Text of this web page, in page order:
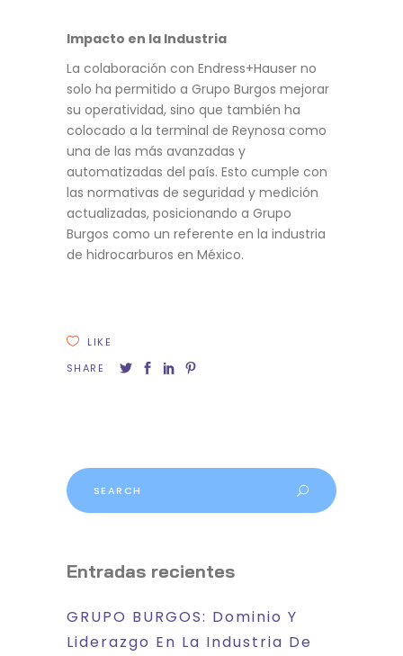
Impacto en la Industria
La colaboración con Endress+Hauser no
solo ha permitido a Grupo Burgos mejorar
su operatividad, sino que también ha
colocado a la terminal de Reynosa como
una de las más avanzadas y
automatizadas del país. Esto cumple con
las normativas de seguridad y medición
actualizadas, posicionando a Grupo
Burgos como un referente en la industria
de hidrocarburos en México.
LIKE
SHARE
Search
for:
Entradas recientes
GRUPO BURGOS: Dominio Y
Liderazgo En La Industria De